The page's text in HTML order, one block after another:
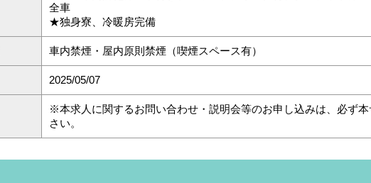
全車
★独身寮、冷暖房完備
車内禁煙・屋内原則禁煙（喫煙スペース有）
2025/05/07
※本求人に関するお問い合わせ・説明会等のお申し込みは、必ず
さい。